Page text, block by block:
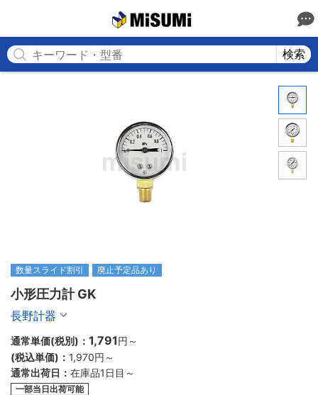
検索
数量スライド割引 廃止予定品あり
小形圧力計 GK
長野計器
通常単価(税別)： 1,791円 ～
(税込単価)： 1,970円 ～
通常出荷日： 在庫品1日目～
一部当日出荷可能